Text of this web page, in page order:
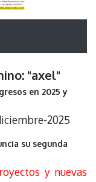
"axel"
en 2025 y
2025
su segunda
y nuevas